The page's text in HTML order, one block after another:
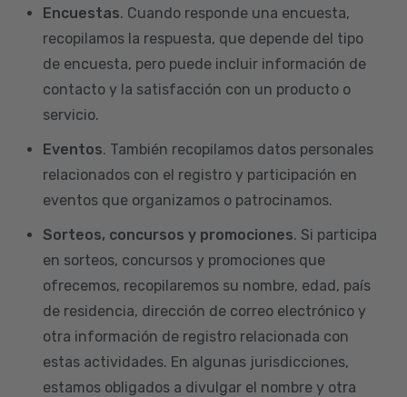
Encuestas. Cuando responde una encuesta,
recopilamos la respuesta, que depende del tipo
de encuesta, pero puede incluir información de
contacto y la satisfacción con un producto o
servicio.
Eventos. También recopilamos datos personales
relacionados con el registro y participación en
eventos que organizamos o patrocinamos.
Sorteos, concursos y promociones. Si participa
en sorteos, concursos y promociones que
ofrecemos, recopilaremos su nombre, edad, país
de residencia, dirección de correo electrónico y
otra información de registro relacionada con
estas actividades. En algunas jurisdicciones,
estamos obligados a divulgar el nombre y otra